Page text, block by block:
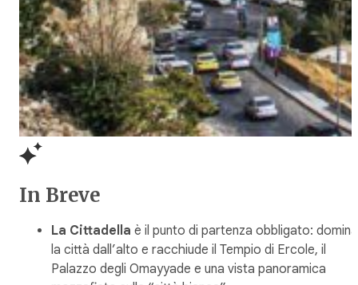
In Breve
La Cittadella è il punto di partenza obbligato: domina
la città dall’alto e racchiude il Tempio di Ercole, il
Palazzo degli Omayyade e una vista panoramica